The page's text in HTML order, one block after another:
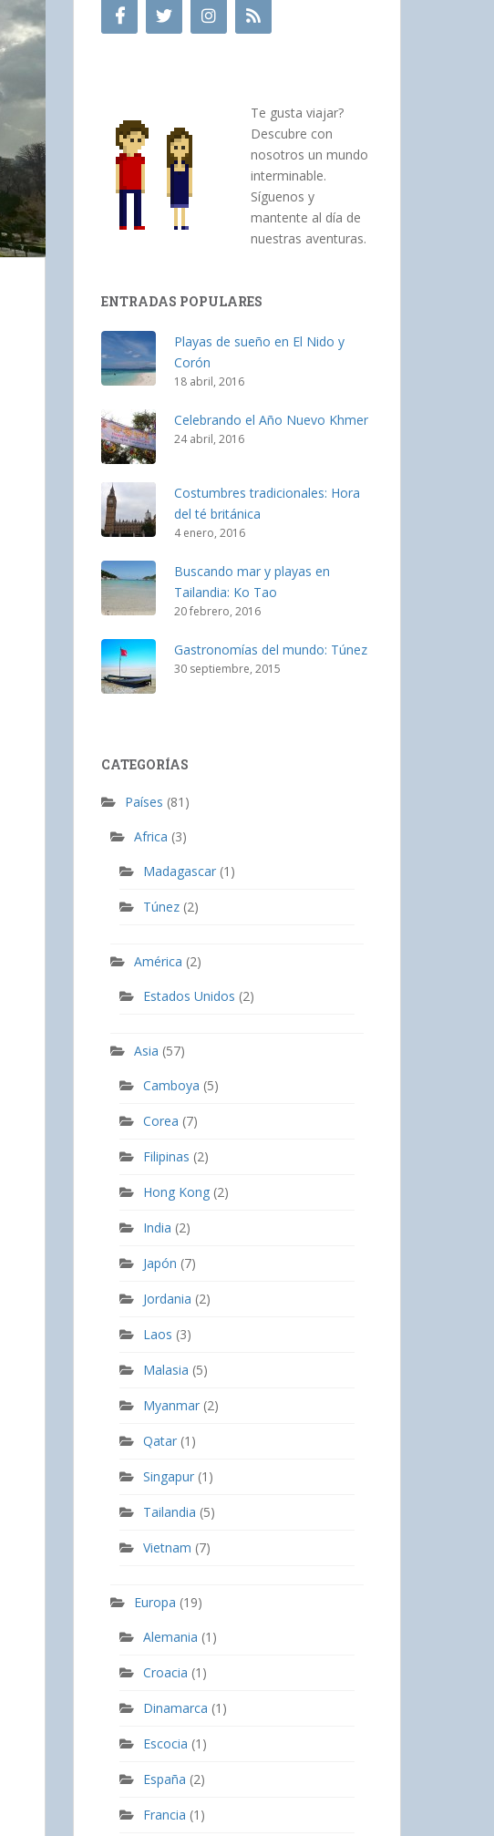
Te gusta viajar?
Descubre con
nosotros un mundo
interminable.
Síguenos y
mantente al día de
nuestras aventuras.
ENTRADAS POPULARES
Playas de sueño en El Nido y
Corón
18 abril, 2016
Celebrando el Año Nuevo Khmer
24 abril, 2016
Costumbres tradicionales: Hora
del té británica
4 enero, 2016
Buscando mar y playas en
Tailandia: Ko Tao
20 febrero, 2016
Gastronomías del mundo: Túnez
30 septiembre, 2015
CATEGORÍAS
Países (81)
Africa (3)
Madagascar (1)
Túnez (2)
América (2)
Estados Unidos (2)
Asia (57)
Camboya (5)
Corea (7)
Filipinas (2)
Hong Kong (2)
India (2)
Japón (7)
Jordania (2)
Laos (3)
Malasia (5)
Myanmar (2)
Qatar (1)
Singapur (1)
Tailandia (5)
Vietnam (7)
Europa (19)
Alemania (1)
Croacia (1)
Dinamarca (1)
Escocia (1)
España (2)
Francia (1)